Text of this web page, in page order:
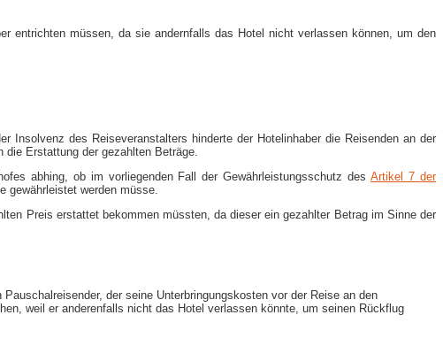
entrichten müssen, da sie andernfalls das Hotel nicht verlassen können, um den
des Reiseveranstalters hinderte der Hotelinhaber die Reisenden an der
Erstattung der gezahlten Beträge.
abhing, ob im vorliegenden Fall der Gewährleistungsschutz desArtikel 7 der
gewährleistet werden müsse.
Preis erstattet bekommen müssten, da dieser ein gezahlter Betrag im Sinne der
der seine Unterbringungskosten vor der Reise an den
weil er anderenfalls nicht das Hotel verlassen könnte, um seinen Rückflug